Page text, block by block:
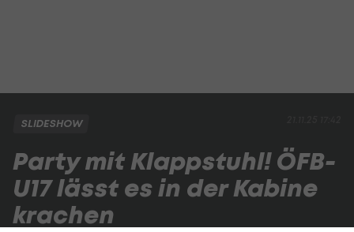
SLIDESHOW
Party mit Klappstuhl! ÖFB-
U17 lässt es in der Kabine
krachen